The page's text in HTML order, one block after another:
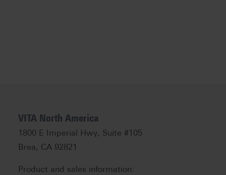
VITA North America
1800 E Imperial Hwy, Suite #105
Brea, CA 92821
Product and sales information: